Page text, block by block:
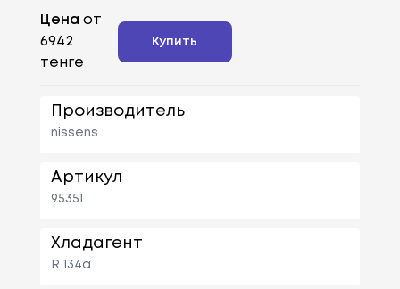
Цена от
6942
тенге
Купить
Производитель
nissens
Артикул
95351
Хладагент
R 134a